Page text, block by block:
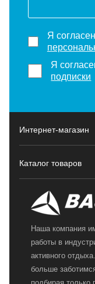
Я
Я
подписки
Интернет-магазин
Каталог товаров
Наша компания
работы в
активного
больше